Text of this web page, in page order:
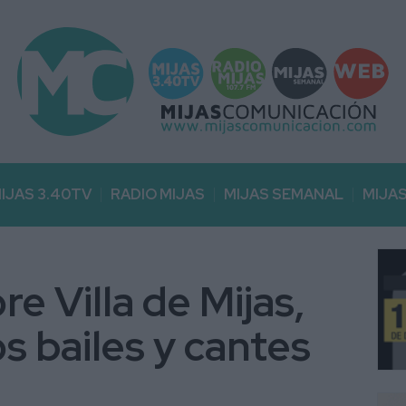
3.40TV RADIO MIJAS MIJAS SEMANAL
Villa de Mijas,
bailes y cantes